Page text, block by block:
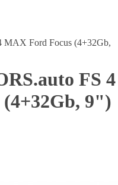
MAX Ford Focus (4+32Gb,
FS 4
9")